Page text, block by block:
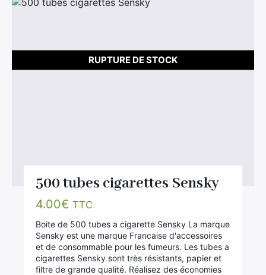
RUPTURE DE STOCK
500 tubes cigarettes Sensky
4.00€ TTC
Boite de 500 tubes a cigarette Sensky La marque
Sensky est une marque Francaise d'accessoires
et de consommable pour les fumeurs. Les tubes a
cigarettes Sensky sont très résistants, papier et
filtre de grande qualité. Réalisez des économies